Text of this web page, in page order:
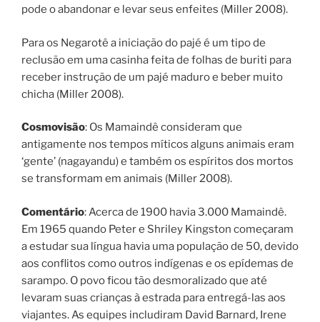
pode o abandonar e levar seus enfeites (Miller 2008).
Para os Negarotê a iniciação do pajé é um tipo de
reclusão em uma casinha feita de folhas de buriti para
receber instrução de um pajé maduro e beber muito
chicha (Miller 2008).
Cosmovisão: Os Mamaindê consideram que
antigamente nos tempos míticos alguns animais eram
‘gente’ (nagayandu) e também os espíritos dos mortos
se transformam em animais (Miller 2008).
Comentário: Acerca de 1900 havia 3.000 Mamaindê.
Em 1965 quando Peter e Shriley Kingston começaram
a estudar sua língua havia uma população de 50, devido
aos conflitos como outros indígenas e os epídemas de
sarampo. O povo ficou tão desmoralizado que até
levaram suas crianças à estrada para entregá-las aos
viajantes. As equipes includiram David Barnard, Irene